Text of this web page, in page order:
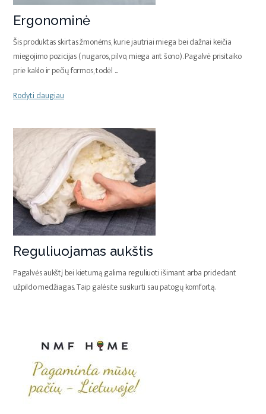
Ergonominė
Šis produktas skirtas žmonėms, kurie jautriai miega bei dažnai keičia
miegojimo pozicijas ( nugaros, pilvo, miega ant šono). Pagalvė prisitaiko
prie kaklo ir pečių formos, todėl ...
Rodyti daugiau
Reguliuojamas aukštis
Pagalvės aukštį bei kietumą galima reguliuoti išimant arba pridedant
užpildo medžiagas. Taip galėsite susikurti sau patogų komfortą.